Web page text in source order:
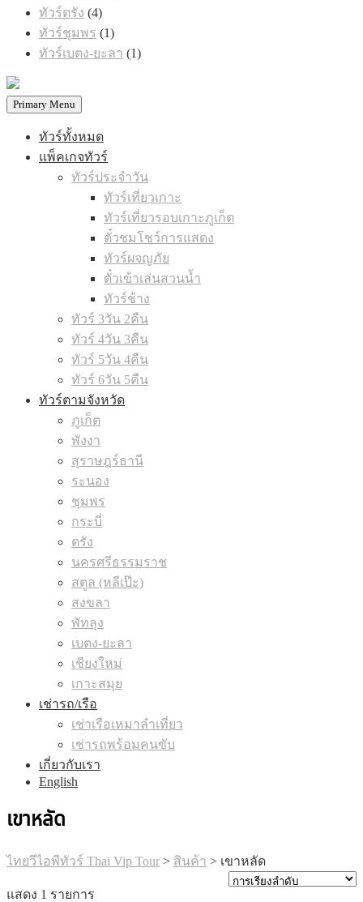
ทัวร์ตรัง 44
สินค้า
ทัวร์ชุมพร 11
สินค้า
ทัวร์เบตง-ยะลา 11
Primary Menu
ทัวร์ทั้งหมด
แพ็คเกจทัวร์
ทัวร์ประจำวัน
ทัวร์เที่ยวเกาะ
ทัวร์เที่ยวรอบเกาะภูเก็ต
ตั๋วชมโชว์การแสดง
ทัวร์ผจญภัย
ตั๋วเข้าเล่นสวนน้ำ
ทัวร์ช้าง
ทัวร์ 3วัน 2คืน
ทัวร์ 4วัน 3คืน
ทัวร์ 5วัน 4คืน
ทัวร์ 6วัน 5คืน
ทัวร์ตามจังหวัด
ภูเก็ต
พังงา
สุราษฎร์ธานี
ระนอง
ชุมพร
กระบี่
ตรัง
นครศรีธรรมราช
สตูล (หลีเป๊ะ)
สงขลา
พัทลุง
เบตง-ยะลา
เชียงใหม่
เกาะสมุย
เช่ารถ/เรือ
เช่าเรือเหมาลำเที่ยว
เช่ารถพร้อมคนขับ
เกี่ยวกับเรา
English
เขาหลัด
ไทยวีไอพีทัวร์ Thai Vip Tour > สินค้า > เขาหลัด
แสดง 1 รายการ